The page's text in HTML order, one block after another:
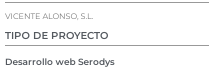
VICENTE ALONSO, S.L.
TIPO DE PROYECTO
Desarrollo web Serodys